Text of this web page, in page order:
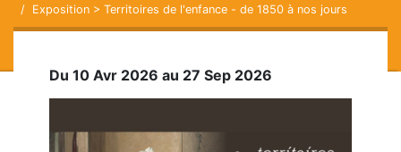
Exposition > Territoires de l'enfance - de 1850 à nos jours
Du 10 Avr 2026 au 27 Sep 2026